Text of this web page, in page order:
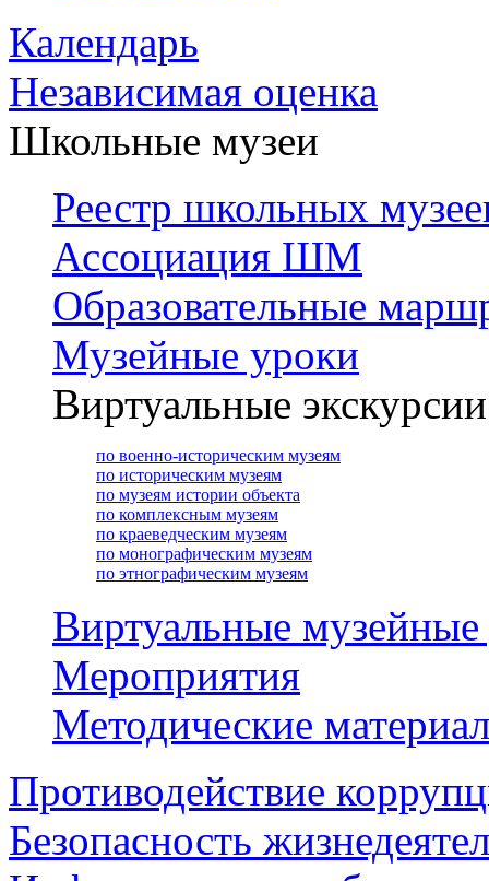
Календарь
Независимая оценка
Школьные музеи
Реестр школьных
Ассоциация ШМ
Образовательные
Музейные уроки
Виртуальные экскурсии
по военно-историческим музеям
по историческим музеям
по музеям истории объекта
по комплексным музеям
по краеведческим музеям
по монографическим музеям
по этнографическим музеям
Виртуальные
Мероприятия
Методические
Противодействие
Безопасность